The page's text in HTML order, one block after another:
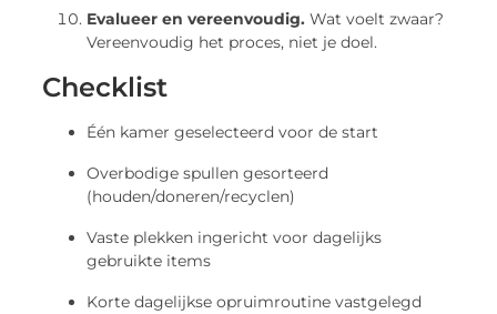
Evalueer en vereenvoudig. Wat voelt zwaar?
Vereenvoudig het proces, niet je doel.
Checklist
Één kamer geselecteerd voor de start
Overbodige spullen gesorteerd
(houden/doneren/recyclen)
Vaste plekken ingericht voor dagelijks
gebruikte items
Korte dagelijkse opruimroutine vastgelegd